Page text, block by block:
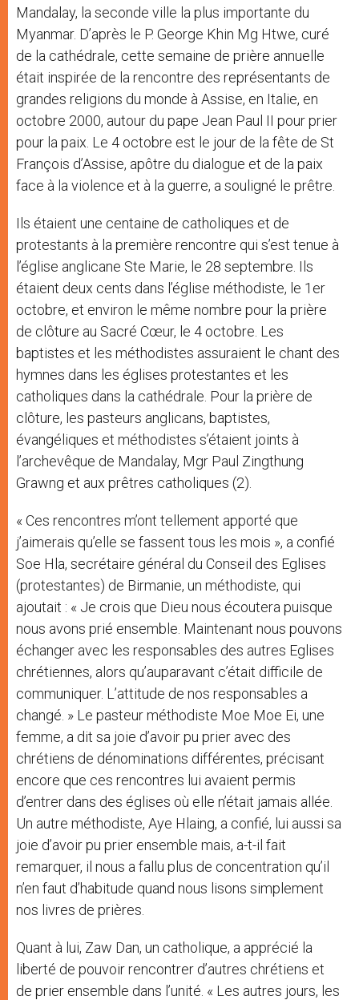
Mandalay, la seconde ville la plus importante du
Myanmar. D’après le P. George Khin Mg Htwe, curé
de la cathédrale, cette semaine de prière annuelle
était inspirée de la rencontre des représentants de
grandes religions du monde à Assise, en Italie, en
octobre 2000, autour du pape Jean Paul II pour prier
pour la paix. Le 4 octobre est le jour de la fête de St
François d’Assise, apôtre du dialogue et de la paix
face à la violence et à la guerre, a souligné le prêtre.
Ils étaient une centaine de catholiques et de
protestants à la première rencontre qui s’est tenue à
l’église anglicane Ste Marie, le 28 septembre. Ils
étaient deux cents dans l’église méthodiste, le 1er
octobre, et environ le même nombre pour la prière
de clôture au Sacré Cœur, le 4 octobre. Les
baptistes et les méthodistes assuraient le chant des
hymnes dans les églises protestantes et les
catholiques dans la cathédrale. Pour la prière de
clôture, les pasteurs anglicans, baptistes,
évangéliques et méthodistes s’étaient joints à
l’archevêque de Mandalay, Mgr Paul Zingthung
Grawng et aux prêtres catholiques (2).
« Ces rencontres m’ont tellement apporté que
j’aimerais qu’elle se fassent tous les mois », a confié
Soe Hla, secrétaire général du Conseil des Eglises
(protestantes) de Birmanie, un méthodiste, qui
ajoutait : « Je crois que Dieu nous écoutera puisque
nous avons prié ensemble. Maintenant nous pouvons
échanger avec les responsables des autres Eglises
chrétiennes, alors qu’auparavant c’était difficile de
communiquer. L’attitude de nos responsables a
changé. » Le pasteur méthodiste Moe Moe Ei, une
femme, a dit sa joie d’avoir pu prier avec des
chrétiens de dénominations différentes, précisant
encore que ces rencontres lui avaient permis
d’entrer dans des églises où elle n’était jamais allée.
Un autre méthodiste, Aye Hlaing, a confié, lui aussi sa
joie d’avoir pu prier ensemble mais, a-t-il fait
remarquer, il nous a fallu plus de concentration qu’il
n’en faut d’habitude quand nous lisons simplement
nos livres de prières.
Quant à lui, Zaw Dan, un catholique, a apprécié la
liberté de pouvoir rencontrer d’autres chrétiens et
de prier ensemble dans l’unité. « Les autres jours, les